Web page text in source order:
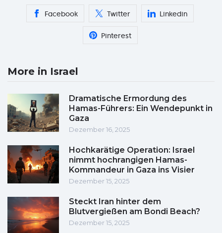
Facebook Twitter Linkedin
Pinterest
More in Israel
Dramatische Ermordung des
Hamas-Führers: Ein Wendepunkt in
Gaza
Dezember 16, 2025
Hochkarätige Operation: Israel
nimmt hochrangigen Hamas-
Kommandeur in Gaza ins Visier
Dezember 15, 2025
Steckt Iran hinter dem
Blutvergießen am Bondi Beach?
Dezember 15, 2025